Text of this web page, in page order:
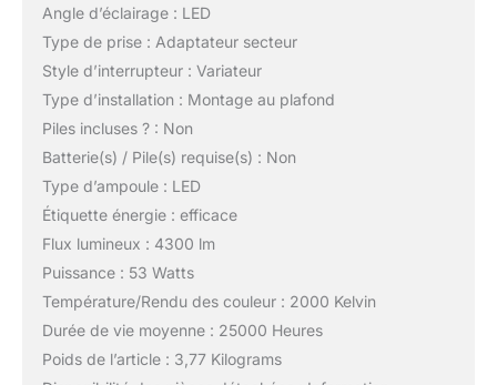
Angle d’éclairage : LED
Type de prise : Adaptateur secteur
Style d’interrupteur : Variateur
Type d’installation : Montage au plafond
Piles incluses ? : Non
Batterie(s) / Pile(s) requise(s) : Non
Type d’ampoule : LED
Étiquette énergie : efficace
Flux lumineux : 4300 lm
Puissance : 53 Watts
Température/Rendu des couleur : 2000 Kelvin
Durée de vie moyenne : 25000 Heures
Poids de l’article : 3,77 Kilograms